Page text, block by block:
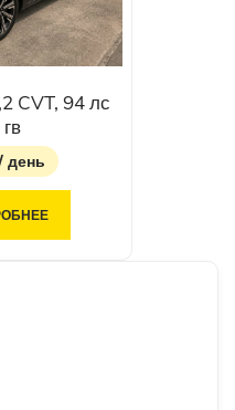
CVT, 94 лс
день